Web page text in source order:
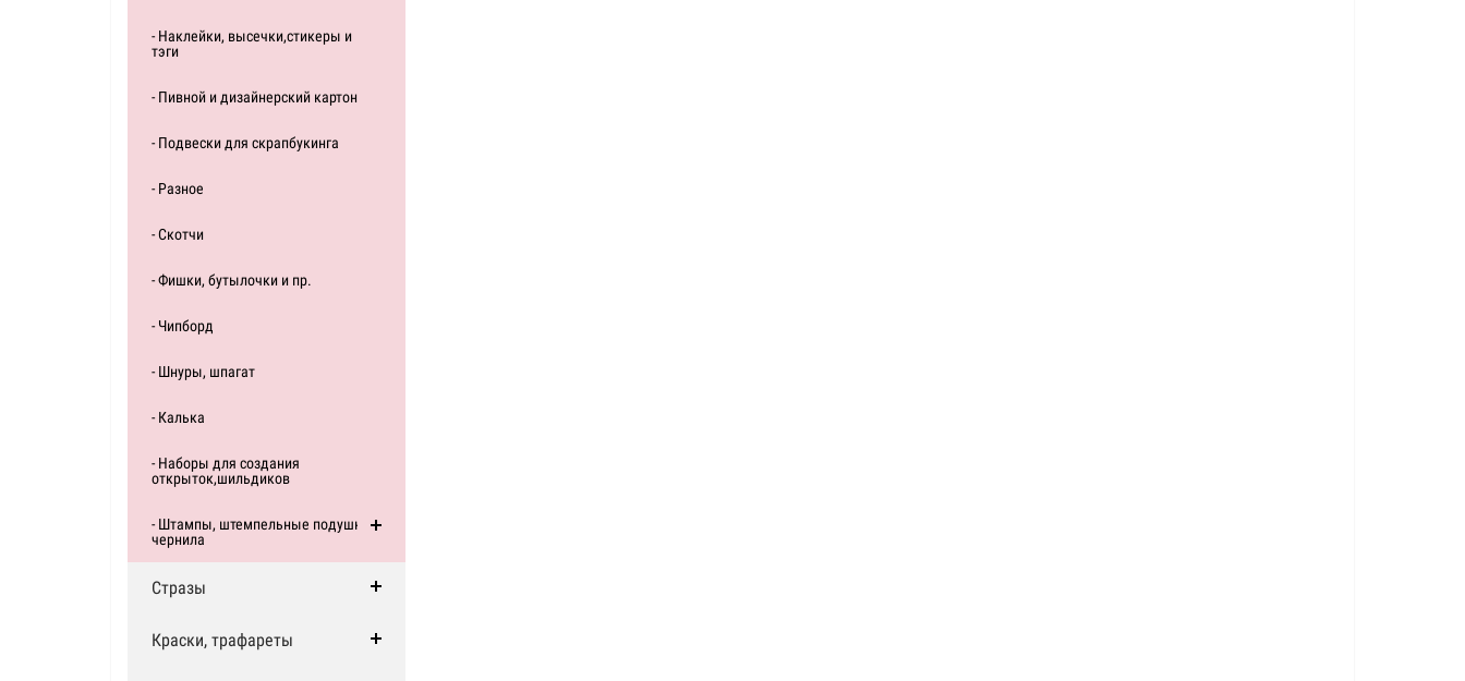
- Наклейки, высечки,стикеры и
тэги
- Пивной и дизайнерский картон
- Подвески для скрапбукинга
- Разное
- Скотчи
- Фишки, бутылочки и пр.
- Чипборд
- Шнуры, шпагат
- Калька
- Наборы для создания
открыток,шильдиков
- Штампы, штемпельные подушки,
чернила
Стразы
Краски, трафареты